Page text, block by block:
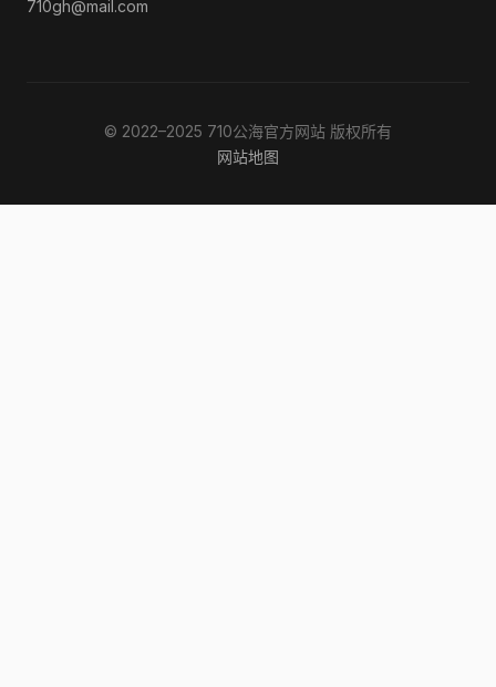
710gh@mail.com
© 2022–2025 710公海官方网站 版权所有
网站地图